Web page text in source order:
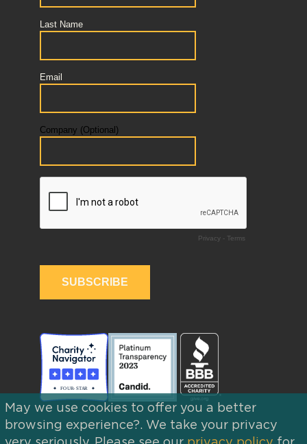
May we use cookies to offer you a better
browsing experience?. We take your privacy